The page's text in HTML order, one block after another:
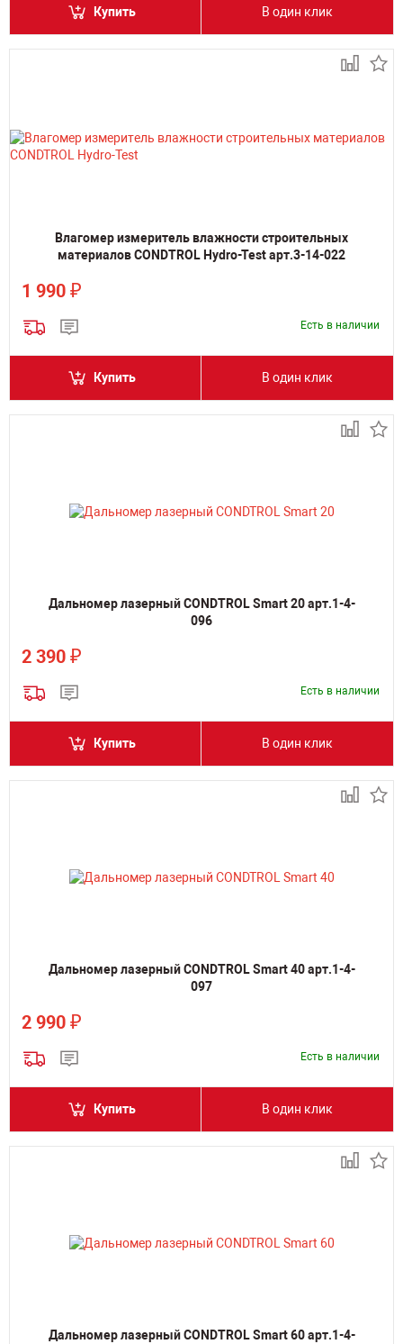
Купить В один клик
Влагомер измеритель влажности строительных
материалов CONDTROL Hydro-Test арт.3-14-022
1 990 ₽
Есть в наличии
Купить В один клик
Дальномер лазерный CONDTROL Smart 20 арт.1-4-
096
2 390 ₽
Есть в наличии
Купить В один клик
Дальномер лазерный CONDTROL Smart 40 арт.1-4-
097
2 990 ₽
Есть в наличии
Купить В один клик
Дальномер лазерный CONDTROL Smart 60 арт.1-4-